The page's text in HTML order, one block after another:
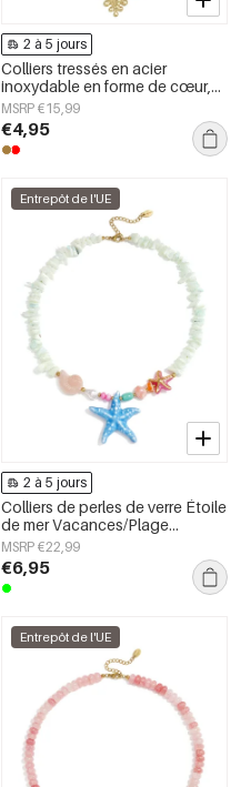
2 à 5 jours
Colliers tressés en acier
inoxydable en forme de cœur,
collection Daily Simple, bijoux
pour femmes
MSRP €15,99
€4,95
Entrepôt de l'UE
2 à 5 jours
Colliers de perles de verre Étoile
de mer Vacances/Plage
Collection romantique Bijoux
pour femmes
MSRP €22,99
€6,95
Entrepôt de l'UE